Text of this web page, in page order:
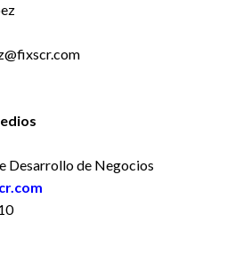
Desarrollo de Negocios